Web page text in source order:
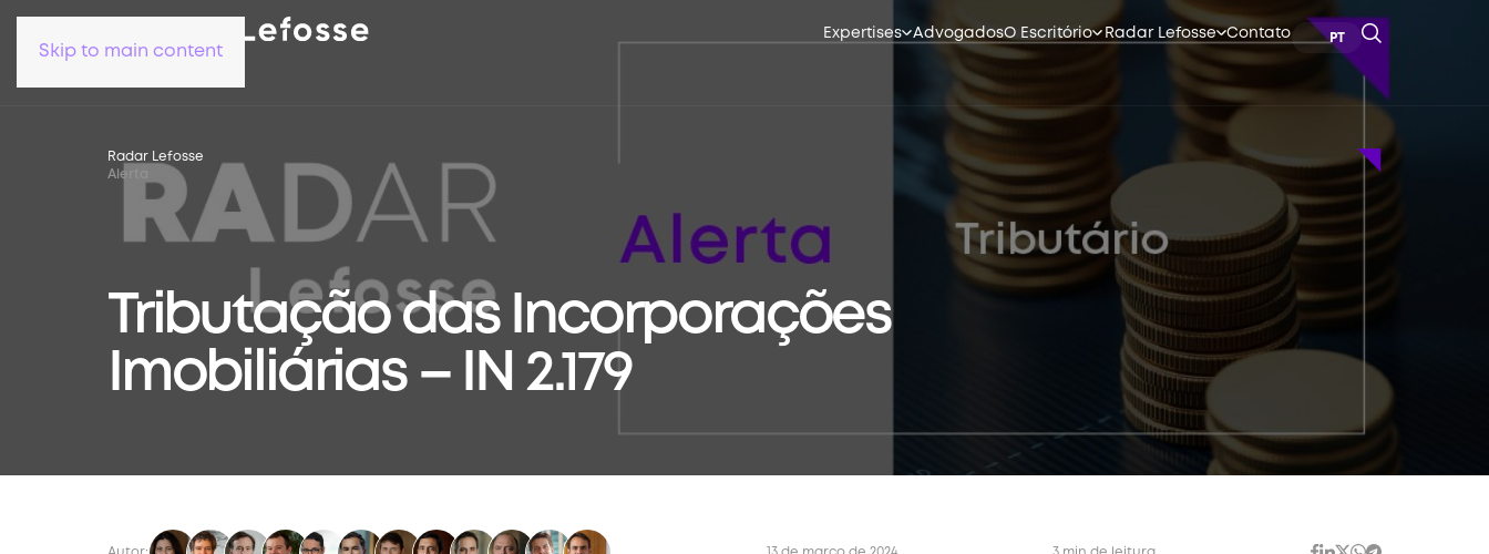
Skip to main content
Expertises AdvogadosO Escritório Radar Lefosse Contato PT
Radar Lefosse
Alerta
Tributação das Incorporações
Imobiliárias – IN 2.179